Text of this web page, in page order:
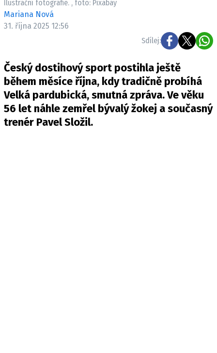
Ilustrační fotografie. , foto: Pixabay
Mariana Nová
31. října 2025 12:56
Sdílej:
Český dostihový sport postihla ještě
během měsíce října, kdy tradičně probíhá
Velká pardubická, smutná zpráva. Ve věku
56 let náhle zemřel bývalý žokej a současný
trenér Pavel Složil.